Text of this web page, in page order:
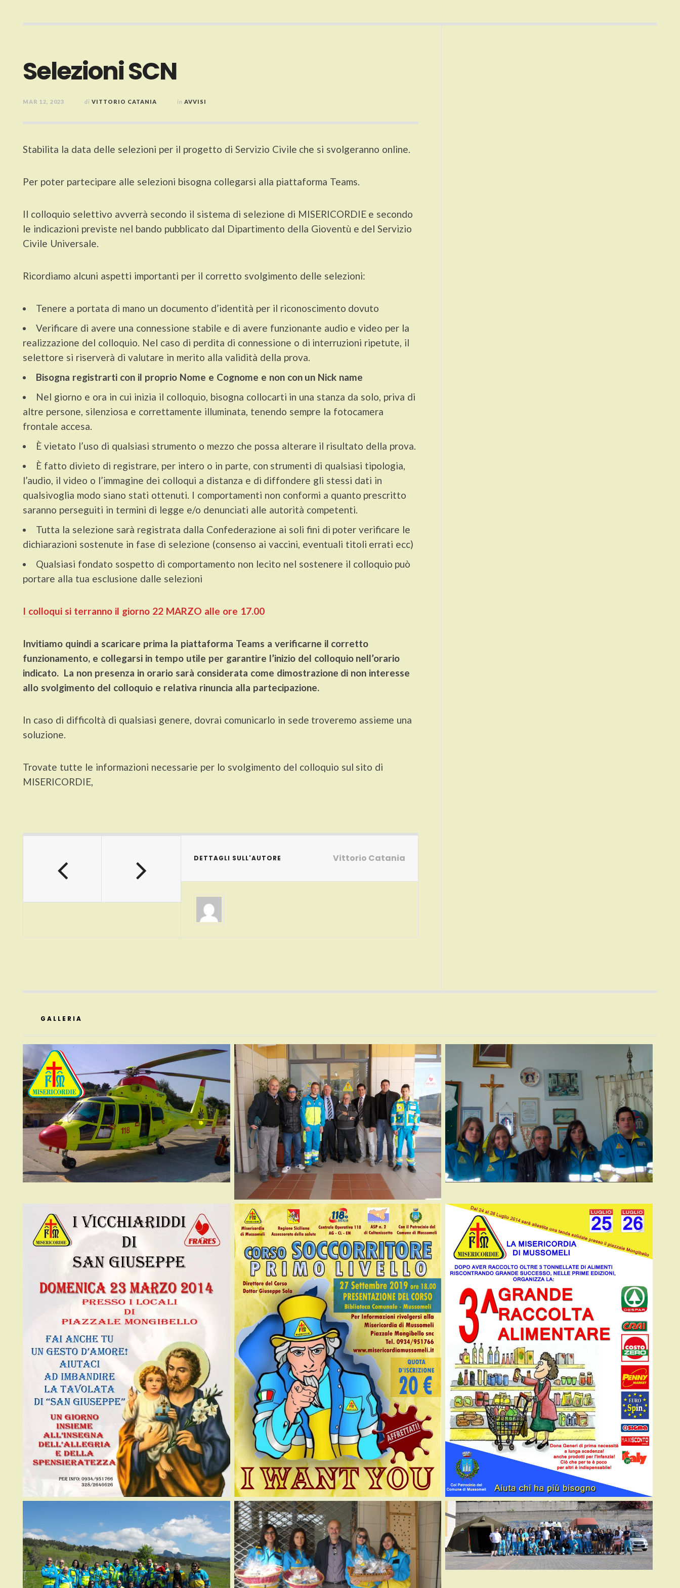
Selezioni SCN
MAR 12, 2023 di VITTORIO CATANIA in AVVISI
Stabilita la data delle selezioni per il progetto di Servizio Civile che si svolgeranno online.
Per poter partecipare alle selezioni bisogna collegarsi alla piattaforma Teams.
Il colloquio selettivo avverrà secondo il sistema di selezione di MISERICORDIE e secondo
le indicazioni previste nel bando pubblicato dal Dipartimento della Gioventù e del Servizio
Civile Universale.
Ricordiamo alcuni aspetti importanti per il corretto svolgimento delle selezioni:
Tenere a portata di mano un documento d’identità per il riconoscimento dovuto
Verificare di avere una connessione stabile e di avere funzionante audio e video per la
realizzazione del colloquio. Nel caso di perdita di connessione o di interruzioni ripetute, il
selettore si riserverà di valutare in merito alla validità della prova.
Bisogna registrarti con il proprio Nome e Cognome e non con un Nick name
Nel giorno e ora in cui inizia il colloquio, bisogna collocarti in una stanza da solo, priva di
altre persone, silenziosa e correttamente illuminata, tenendo sempre la fotocamera
frontale accesa.
È vietato l’uso di qualsiasi strumento o mezzo che possa alterare il risultato della prova.
È fatto divieto di registrare, per intero o in parte, con strumenti di qualsiasi tipologia,
l’audio, il video o l’immagine dei colloqui a distanza e di diffondere gli stessi dati in
qualsivoglia modo siano stati ottenuti. I comportamenti non conformi a quanto prescritto
saranno perseguiti in termini di legge e/o denunciati alle autorità competenti.
Tutta la selezione sarà registrata dalla Confederazione ai soli fini di poter verificare le
dichiarazioni sostenute in fase di selezione (consenso ai vaccini, eventuali titoli errati ecc)
Qualsiasi fondato sospetto di comportamento non lecito nel sostenere il colloquio può
portare alla tua esclusione dalle selezioni
I colloqui si terranno il giorno 22 MARZO alle ore 17.00
Invitiamo quindi a scaricare prima la piattaforma Teams a verificarne il corretto
funzionamento, e collegarsi in tempo utile per garantire l’inizio del colloquio nell’orario
indicato. La non presenza in orario sarà considerata come dimostrazione di non interesse
allo svolgimento del colloquio e relativa rinuncia alla partecipazione.
In caso di difficoltà di qualsiasi genere, dovrai comunicarlo in sede troveremo assieme una
soluzione.
Trovate tutte le informazioni necessarie per lo svolgimento del colloquio sul sito di
MISERICORDIE,
DETTAGLI SULL'AUTORE Vittorio Catania
GALLERIA